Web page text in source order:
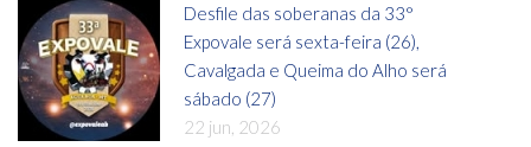
Desfile das soberanas da 33°
Expovale será sexta-feira (26),
Cavalgada e Queima do Alho será
sábado (27)
22 jun, 2026